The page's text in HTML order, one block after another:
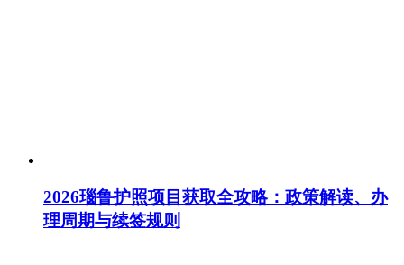
2026瑙鲁护照项目获取全攻略：政策解读、办
理周期与续签规则